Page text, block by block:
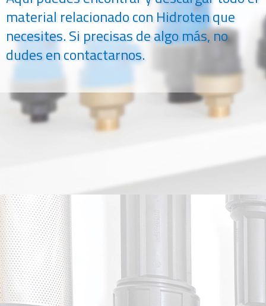
material relacionado con Hidroten que
necesites. Si precisas de algo más, no
dudes en contactarnos.